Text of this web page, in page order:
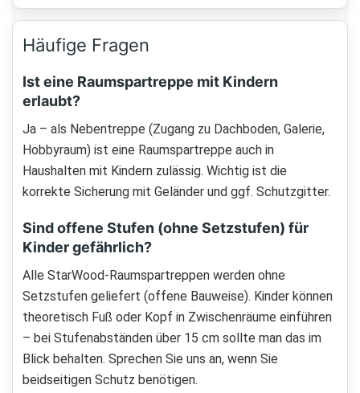
Häufige Fragen
Ist eine Raumspartreppe mit Kindern
erlaubt?
Ja – als Nebentreppe (Zugang zu Dachboden, Galerie,
Hobbyraum) ist eine Raumspartreppe auch in
Haushalten mit Kindern zulässig. Wichtig ist die
korrekte Sicherung mit Geländer und ggf. Schutzgitter.
Sind offene Stufen (ohne Setzstufen) für
Kinder gefährlich?
Alle StarWood-Raumspartreppen werden ohne
Setzstufen geliefert (offene Bauweise). Kinder können
theoretisch Fuß oder Kopf in Zwischenräume einführen
– bei Stufenabständen über 15 cm sollte man das im
Blick behalten. Sprechen Sie uns an, wenn Sie
beidseitigen Schutz benötigen.